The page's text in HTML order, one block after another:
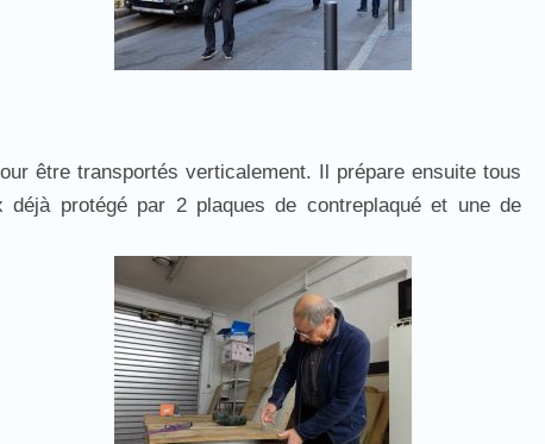
être transportés verticalement. Il prépare ensuite tous
protégé par 2 plaques de contreplaqué et une de